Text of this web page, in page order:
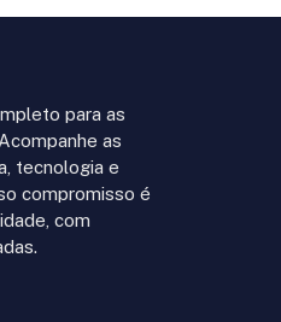
para as
as
tecnologia e
compromisso é
com